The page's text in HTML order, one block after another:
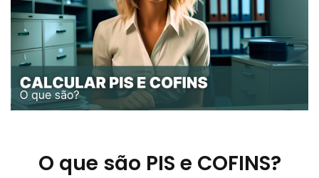
O que são PIS e COFINS?